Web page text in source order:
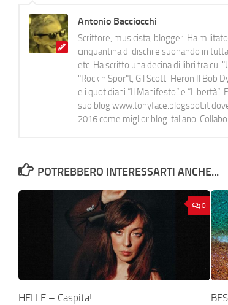
Antonio Bacciocchi
Scrittore, musicista, blogger. Ha
cinquantina di dischi e suonando in
etc. Ha scritto una decina di libri tra cui
"Rock n Spor"t, Gil Scott-Heron Il Bob
e i quotidiani “Il Manifesto” e
suo blog www.tonyface.blogspot.it
2016 come miglior blog italiano.
POTREBBERO INTERESSARTI ANCHE...
0
HELLE – Caspita!